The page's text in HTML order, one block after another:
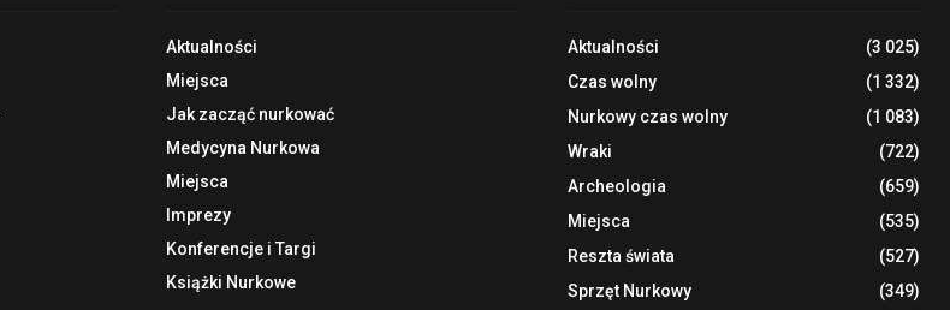
Aktualności
Miejsca
Jak zacząć nurkować
Medycyna Nurkowa
Miejsca
Imprezy
Konferencje i Targi
Książki Nurkowe
Aktualności
(3 025)
Czas wolny
(1 332)
Nurkowy czas wolny
(1 083)
Wraki
(722)
Archeologia
(659)
Miejsca
(535)
Reszta świata
(527)
Sprzęt Nurkowy
(349)